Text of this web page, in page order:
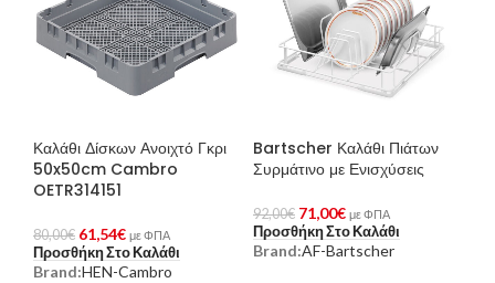
Καλάθι Δίσκων Ανοιχτό Γκρι
50x50cm Cambro
OETR314151
80,00€ 61,54€ με ΦΠΑ
Προσθήκη Στο Καλάθι
Brand:HEN-Cambro
Bartscher Καλάθι Πιάτων
Συρμάτινο με Ενισχύσεις
92,00€ 71,00€ με ΦΠΑ
Προσθήκη Στο Καλάθι
Brand:AF-Bartscher